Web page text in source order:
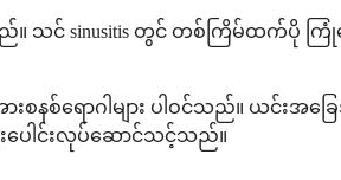
သည်။ သင် sinusitis တွင် တစ်ကြိမ်ထက်ပို
နစ်ရောဂါများ ပါဝင်သည်။ ယင်းအခြ
းပေါင်းလုပ်ဆောင်သင့်သည်။